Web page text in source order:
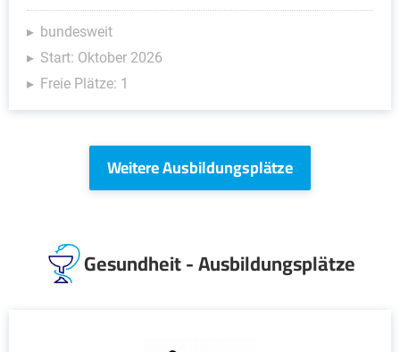
bundesweit
Start: Oktober 2026
Freie Plätze: 1
Weitere Ausbildungsplätze
Gesundheit - Ausbildungsplätze